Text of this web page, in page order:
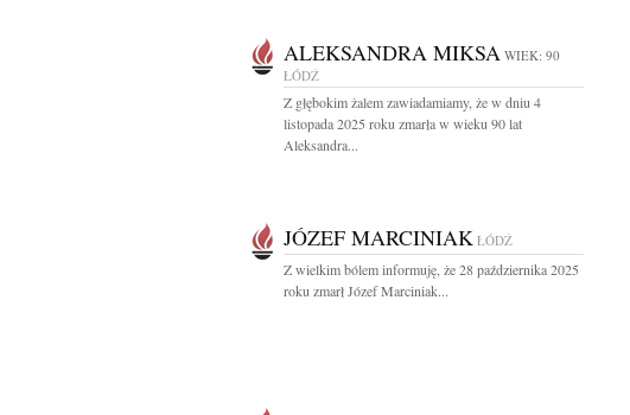
ALEKSANDRA MIKSA WIEK: 90
ŁÓDŹ
Z głębokim żalem zawiadamiamy, że w dniu 4
listopada 2025 roku zmarła w wieku 90 lat
Aleksandra...
JÓZEF MARCINIAK ŁÓDŹ
Z wielkim bólem informuję, że 28 października 2025
roku zmarł Józef Marciniak...